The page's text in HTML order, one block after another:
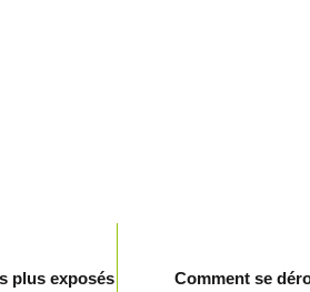
plus exposés
Comment se